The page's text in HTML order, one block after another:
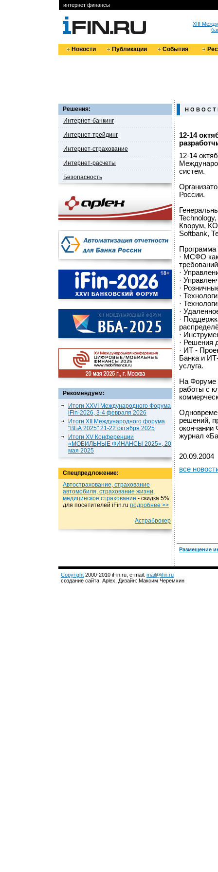
интернет финансы
XIII
Новости Публикации События
Решения:
Интернет-банкинг
Интернет-трейдинг
Интернет-страхование
Интернет-расчеты
Безопасность
Рекомендуем:
Итоги XXVI Международного Форума
iFin-2026, 3-4 февраля 2026
Итоги XII Международного форума
"ВБА 2025" 21-22 октября 2025
Итоги XV Конференции
«МОБИЛЬНЫЕ ФИНАНСЫ 2025», 20
мая 2025
Спецпредложение:
Автострахование, страхование
автомобиля, страхование жизни,
медицинское страхование - cкидка 5%
для посетителей iFin.ru подробнеe >>
Астраброкер
Н О В О С Т
12-14
12-14
систем.
России.
Кворум,
Softbank,
· МСФО как
·
·
·
·
·
·
·
·
· Решения
· ИТ -
Банка и
услуга.
На Форуме
работы с
решений,
окончании
журнал
20.09.2004
все
Размещение
Copyright 2000-2010 iFin.ru, e-mail: mail@ifin.ru
создание сайта: Aplex, Дизайн: Максим Черемхин